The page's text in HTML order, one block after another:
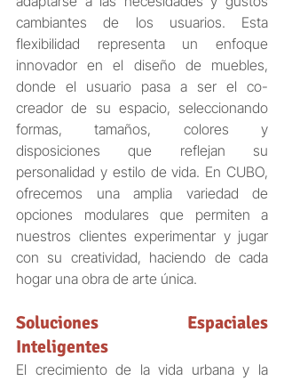
cambiantes de los usuarios. Esta
flexibilidad representa un enfoque
innovador en el diseño de muebles,
donde el usuario pasa a ser el co-
creador de su espacio, seleccionando
formas, tamaños, colores y
disposiciones que reflejan su
personalidad y estilo de vida. En CUBO,
ofrecemos una amplia variedad de
opciones modulares que permiten a
nuestros clientes experimentar y jugar
con su creatividad, haciendo de cada
hogar una obra de arte única.
Soluciones Espaciales
Inteligentes
El crecimiento de la vida urbana y la